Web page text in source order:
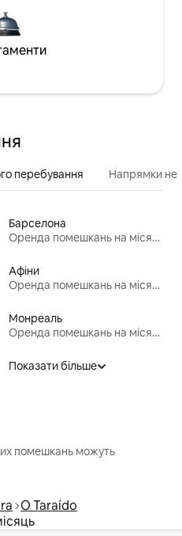
перебування Напрямки
Барселона
Оренда помешкань на місяць
Афіни
Оренда помешкань на місяць
Монреаль
Оренда помешкань на місяць
Показати більше
помешкань можуть
O Taraído